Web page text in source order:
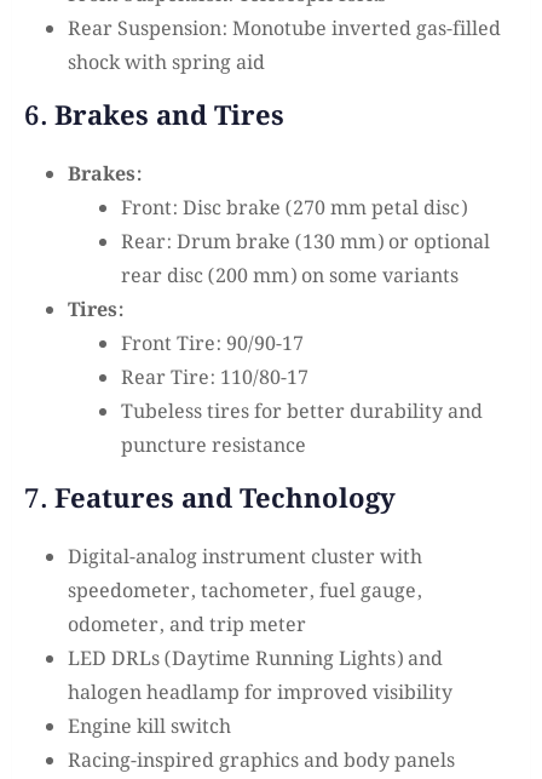
Rear Suspension: Monotube inverted gas-filled
shock with spring aid
6. Brakes and Tires
Brakes:
Front: Disc brake (270 mm petal disc)
Rear: Drum brake (130 mm) or optional
rear disc (200 mm) on some variants
Tires:
Front Tire: 90/90-17
Rear Tire: 110/80-17
Tubeless tires for better durability and
puncture resistance
7. Features and Technology
Digital-analog instrument cluster with
speedometer, tachometer, fuel gauge,
odometer, and trip meter
LED DRLs (Daytime Running Lights) and
halogen headlamp for improved visibility
Engine kill switch
Racing-inspired graphics and body panels